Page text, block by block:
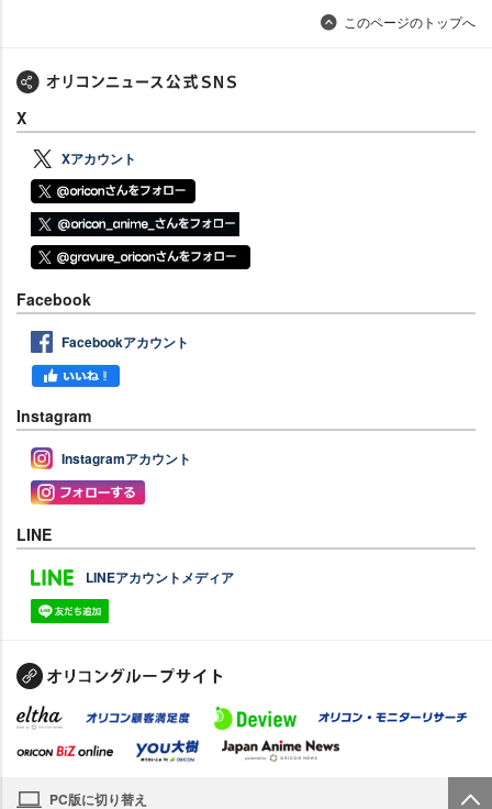
このページのトップへ
X
Xアカウント
Facebook
Facebookアカウント
Instagram
Instagramアカウント
LINE
LINEアカウントメディア
PC版に切り替え